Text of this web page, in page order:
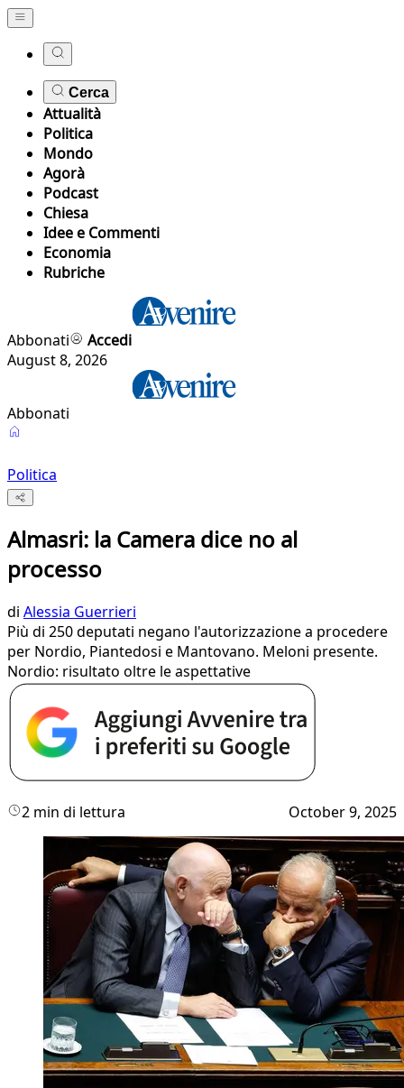
Cerca
Attualità
Politica
Mondo
Agorà
Podcast
Chiesa
Idee e Commenti
Economia
Rubriche
Abbonati
Accedi
August 8, 2026
Abbonati
Politica
Almasri: la Camera dice no al
processo
di Alessia Guerrieri
Più di 250 deputati negano l'autorizzazione a procedere
per Nordio, Piantedosi e Mantovano. Meloni presente.
Nordio: risultato oltre le aspettative
2 min di lettura October 9, 2025